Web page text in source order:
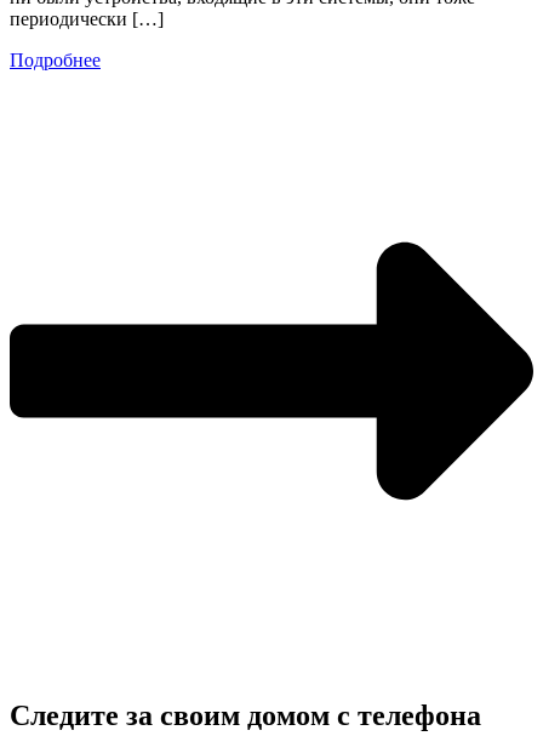
периодически […]
Подробнее
Следите за своим домом с телефона​